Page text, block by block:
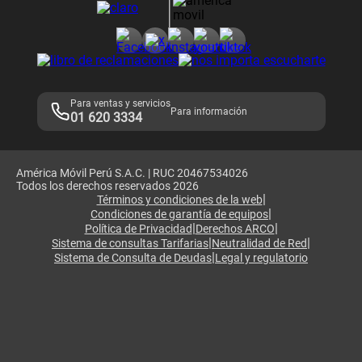
Adquirientes iPhone 6, 6S y SE
Mensaje de Seguridad
Términos y Condiciones de Tienda Claro
Libro de Reclamaciones
Para ventas y servicios
01 620 3334 Para información
América Móvil Perú S.A.C. | RUC 20467534026
Todos los derechos reservados 2026
Términos y condiciones de la web|
Condiciones de garantía de equipos|
Política de Privacidad|Derechos ARCO|
Sistema de consultas Tarifarias|Neutralidad de Red|
Sistema de Consulta de Deudas|Legal y regulatorio